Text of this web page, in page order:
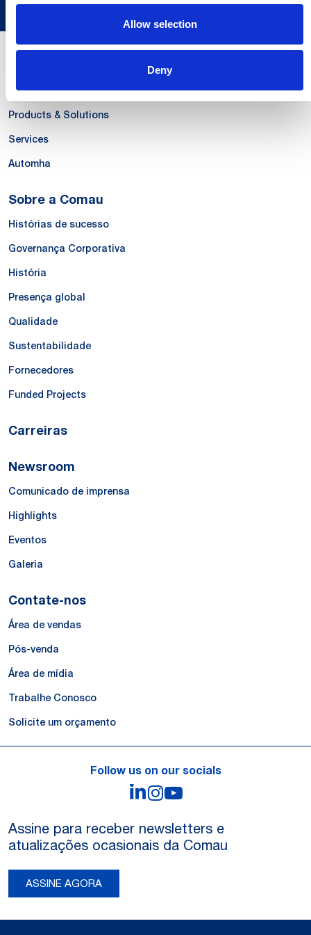
Allow selection
Deny
Systems
Products & Solutions
Services
Automha
Sobre a Comau
Histórias de sucesso
Governança Corporativa
História
Presença global
Qualidade
Sustentabilidade
Fornecedores
Funded Projects
Carreiras
Newsroom
Comunicado de imprensa
Highlights
Eventos
Galeria
Contate-nos
Área de vendas
Pós-venda
Área de mídia
Trabalhe Conosco
Solicite um orçamento
Follow us on our socials
LinkedIn
Instagram
Assine para receber newsletters e
atualizações ocasionais da Comau
ASSINE AGORA